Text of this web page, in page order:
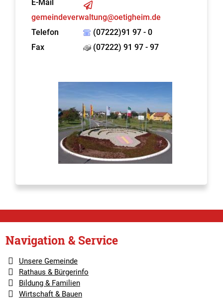
E-Mail
gemeindeverwaltung@oetigheim.de
Telefon
(07222)91 97 - 0
Fax
(07222) 91 97 - 97
Navigation & Service
Unsere Gemeinde
Rathaus & Bürgerinfo
Bildung & Familien
Wirtschaft & Bauen